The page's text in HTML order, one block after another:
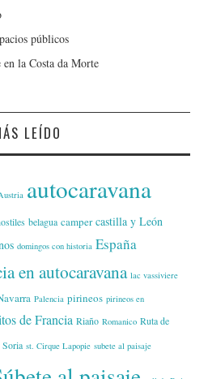
públicos
la Costa da Morte
LEÍDO
autocaravana
belagua camper castilla y León
domingos con historia España
en autocaravana lac vassiviere
Palencia pirineos pirineos en
de Francia Riaño Romanico Ruta de
Soria st. Cirque Lapopie subete al paisaje